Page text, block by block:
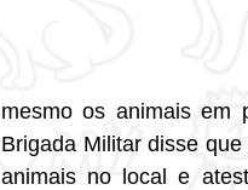
mesmo os animais em
Brigada Militar disse
animais no local e